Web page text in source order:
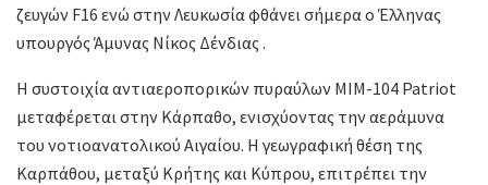
ζευγών F16 ενώ στην Λευκωσία φθάνει σήμερα ο Έλληνας
υπουργός Άμυνας Νίκος Δένδιας .
Η συστοιχία αντιαεροπορικών πυραύλων MIM-104 Patriot
μεταφέρεται στην Κάρπαθο, ενισχύοντας την αεράμυνα
του νοτιοανατολικού Αιγαίου. Η γεωγραφική θέση της
Καρπάθου, μεταξύ Κρήτης και Κύπρου, επιτρέπει την